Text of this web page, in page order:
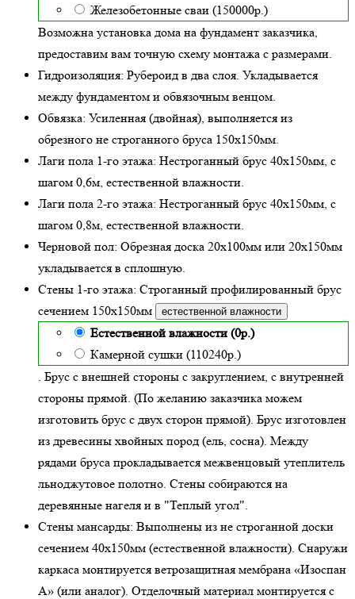
Железобетонные сваи (150000р.)
Возможна установка дома на фундамент заказчика,
предоставим вам точную схему монтажа с размерами.
Гидроизоляция: Рубероид в два слоя. Укладывается
между фундаментом и обвязочным венцом.
Обвязка: Усиленная (двойная), выполняется из
обрезного не строганного бруса 150х150мм.
Лаги пола 1-го этажа: Нестроганный брус 40х150мм, с
шагом 0,6м, естественной влажности.
Лаги пола 2-го этажа: Нестроганный брус 40х150мм, с
шагом 0,8м, естественной влажности.
Черновой пол: Обрезная доска 20х100мм или 20х150мм
укладывается в сплошную.
Стены 1-го этажа: Строганный профилированный брус
сечением 150х150мм
естественной влажности
Естественной влажности (0р.)
Камерной сушки (110240р.)
. Брус с внешней стороны с закруглением, с внутренней
стороны прямой. (По желанию заказчика можем
изготовить брус с двух сторон прямой). Брус изготовлен
из древесины хвойных пород (ель, сосна). Между
рядами бруса прокладывается межвенцовый утеплитель
льноджутовое полотно. Стены собираются на
деревянные нагеля и в "Теплый угол".
Стены мансарды: Выполнены из не строганной доски
сечением 40х150мм (естественной влажности). Снаружи
каркаса монтируется ветрозащитная мембрана «Изоспан
А» (или аналог). Отделочный материал монтируется с